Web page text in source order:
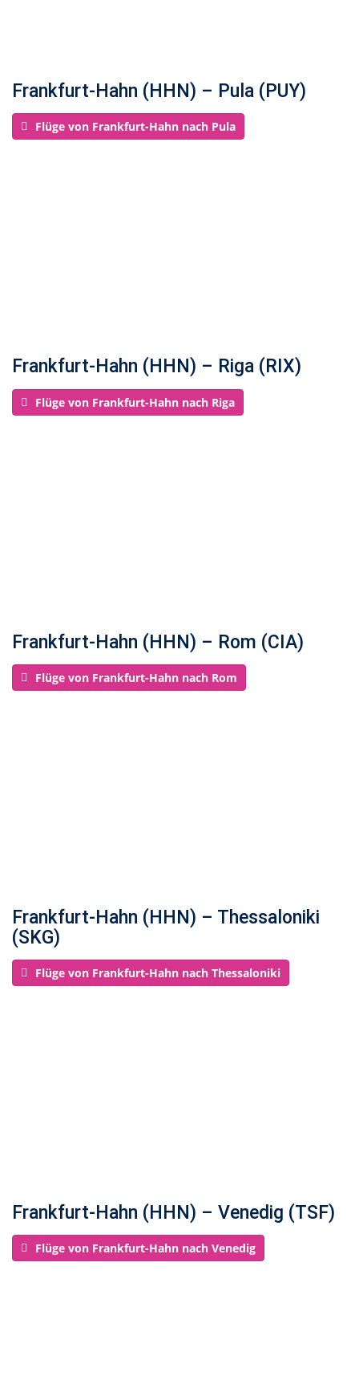
Frankfurt-Hahn (HHN) – Pula (PUY)
Flüge von Frankfurt-Hahn nach Pula
Frankfurt-Hahn (HHN) – Riga (RIX)
Flüge von Frankfurt-Hahn nach Riga
Frankfurt-Hahn (HHN) – Rom (CIA)
Flüge von Frankfurt-Hahn nach Rom
Frankfurt-Hahn (HHN) – Thessaloniki
(SKG)
Flüge von Frankfurt-Hahn nach Thessaloniki
Frankfurt-Hahn (HHN) – Venedig (TSF)
Flüge von Frankfurt-Hahn nach Venedig